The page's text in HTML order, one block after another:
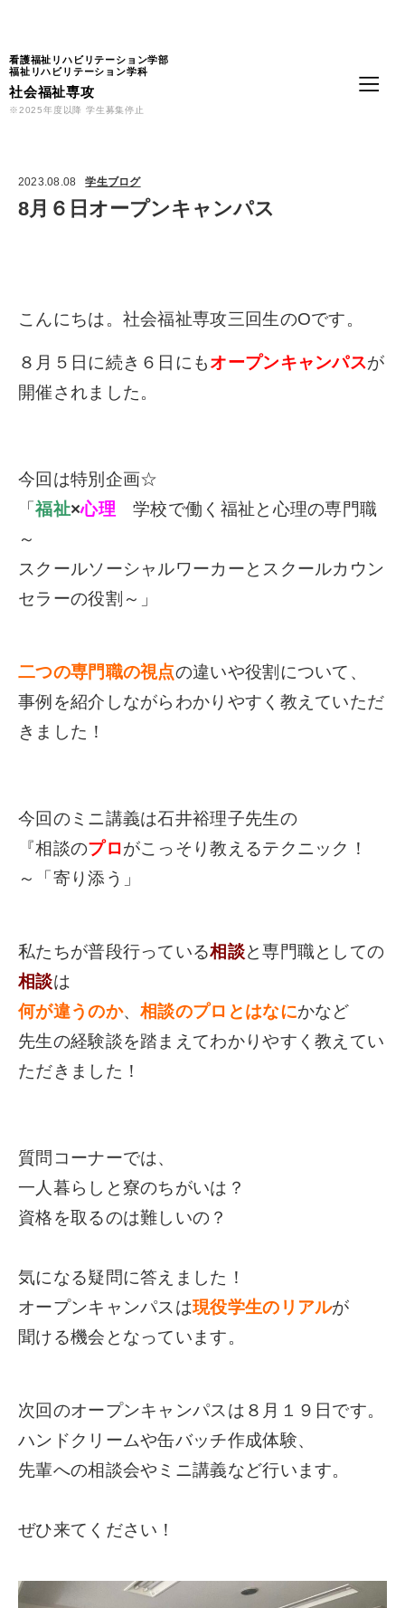
看護福祉リハビリテーション学部
福祉リハビリテーション学科
社会福祉専攻
※2025年度以降 学生募集停止
2023.08.08 学生ブログ
8月６日オープンキャンパス
こんにちは。社会福祉専攻三回生のOです。
８月５日に続き６日にもオープンキャンパスが
開催されました。
今回は特別企画☆
「福祉×心理 学校で働く福祉と心理の専門職
～
スクールソーシャルワーカーとスクールカウン
セラーの役割～」
二つの専門職の視点の違いや役割について、
事例を紹介しながらわかりやすく教えていただ
きました！
今回のミニ講義は石井裕理子先生の
『相談のプロがこっそり教えるテクニック！
～「寄り添う」
私たちが普段行っている相談と専門職としての
相談は
何が違うのか、相談のプロとはなにかなど
先生の経験談を踏まえてわかりやすく教えてい
ただきました！
質問コーナーでは、
一人暮らしと寮のちがいは？
資格を取るのは難しいの？
気になる疑問に答えました！
オープンキャンパスは現役学生のリアルが
聞ける機会となっています。
次回のオープンキャンパスは８月１９日です。
ハンドクリームや缶バッチ作成体験、
先輩への相談会やミニ講義など行います。
ぜひ来てください！